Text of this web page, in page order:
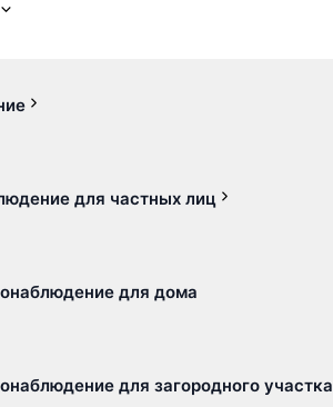
для частных лиц
для дома
для загородного участка